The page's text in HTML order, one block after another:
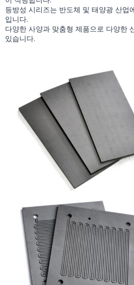
등방성 시리즈는 반도체 및 태양광 산업
입니다.
다양한 사양과 맞춤형 제품으로 다양한
있습니다.